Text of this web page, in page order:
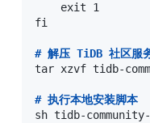
    exit 1
fi
# 解压 TiDB 社区服
tar xzvf tidb-
# 执行本地安装脚本
sh tidb-